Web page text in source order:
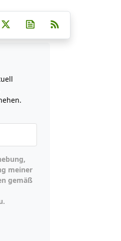
auf Facebook
Teilen auf Whatsapp
Teilen auf Telegram
Mail teilen
Post auf XNewsletter
meiner
gemäß